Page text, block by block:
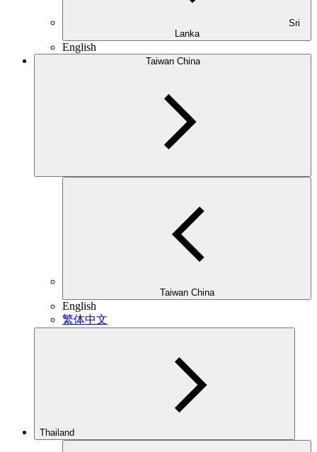
Lanka
English
Taiwan China
Taiwan China
English
繁体中文
Thailand